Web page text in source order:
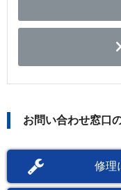
お問い合わせ窓口
修理